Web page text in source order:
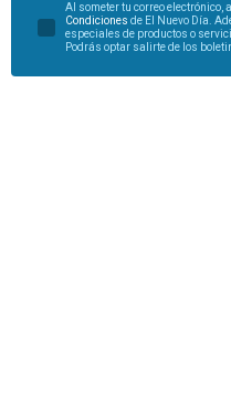
Al someter tu correo electrónico,
Condiciones de El Nuevo Día.
especiales de productos o
Podrás optar salirte de los